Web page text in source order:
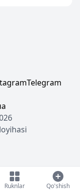
Telegram
loyihasi
Ruknlar Qo'shish